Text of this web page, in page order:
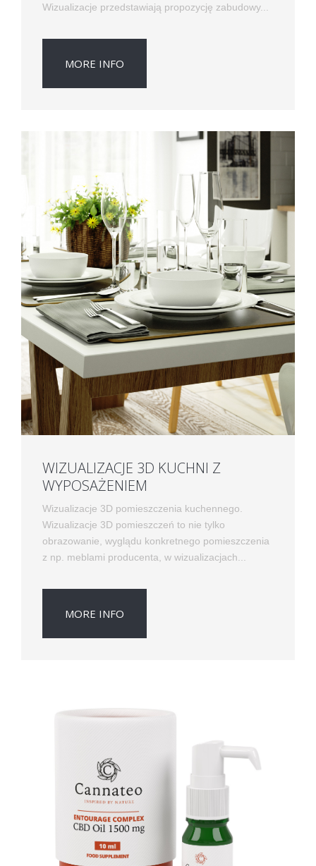
Wizualizacje przedstawiają propozycję zabudowy...
MORE INFO
WIZUALIZACJE 3D KUCHNI Z
WYPOSAŻENIEM
Wizualizacje 3D pomieszczenia kuchennego.
Wizualizacje 3D pomieszczeń to nie tylko
obrazowanie, wyglądu konkretnego pomieszczenia
z np. meblami producenta, w wizualizacjach...
MORE INFO